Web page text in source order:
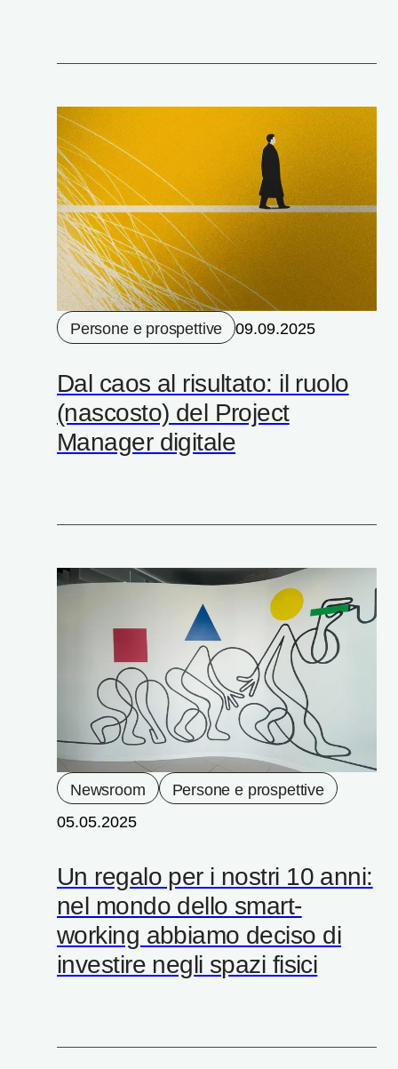
Persone e prospettive 09.09.2025
Dal caos al risultato: il ruolo
(nascosto) del Project
Manager digitale
Newsroom
Persone e prospettive
05.05.2025
Un regalo per i nostri 10 anni:
nel mondo dello smart-
working abbiamo deciso di
investire negli spazi fisici